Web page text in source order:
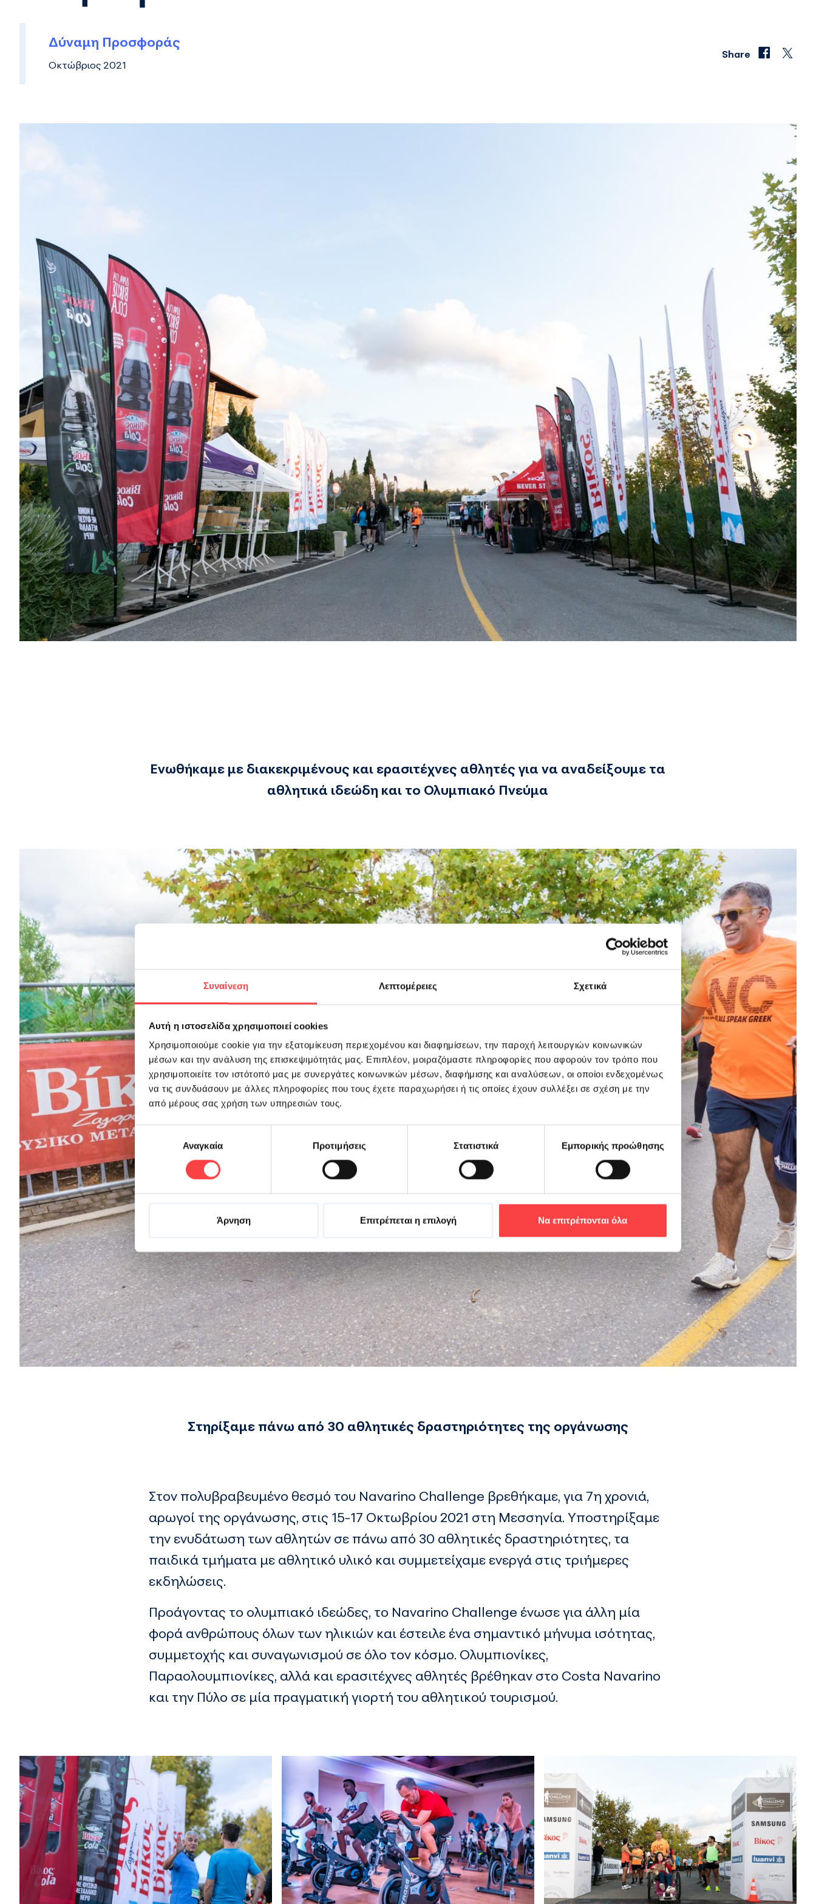
Συναίνεση Λεπτομέρειες Σχετικά
Αυτή η ιστοσελίδα χρησιμοποιεί cookies
Χρησιμοποιούμε cookie για την εξατομίκευση περιεχομένου και διαφημίσεων, την παροχή λειτουργιών κοινωνικών
μέσων και την ανάλυση της επισκεψιμότητάς μας. Επιπλέον, μοιραζόμαστε πληροφορίες που αφορούν τον τρόπο που
χρησιμοποιείτε τον ιστότοπό μας με συνεργάτες κοινωνικών μέσων, διαφήμισης και αναλύσεων, οι οποίοι ενδεχομένως
να τις συνδυάσουν με άλλες πληροφορίες που τους έχετε παραχωρήσει ή τις οποίες έχουν συλλέξει σε σχέση με την
από μέρους σας χρήση των υπηρεσιών τους.
Επιλογή
συγκατάθεσηςΑναγκαία Προτιμήσεις Στατιστικά Εμπορικής προώθησης
Άρνηση Επιτρέπεται η επιλογή Να επιτρέπονται όλα
Δύναμη Προσφοράς
Οκτώβριος 2021
Share
Ενωθήκαμε με διακεκριμένους και ερασιτέχνες αθλητές για να αναδείξουμε τα
αθλητικά ιδεώδη και το Ολυμπιακό Πνεύμα
Στηρίξαμε πάνω από 30 αθλητικές δραστηριότητες της οργάνωσης
Στον πολυβραβευμένο θεσμό του Navarino Challenge βρεθήκαμε, για 7η χρονιά,
αρωγοί της οργάνωσης, στις 15-17 Οκτωβρίου 2021 στη Μεσσηνία. Υποστηρίξαμε
την ενυδάτωση των αθλητών σε πάνω από 30 αθλητικές δραστηριότητες, τα
παιδικά τμήματα με αθλητικό υλικό και συμμετείχαμε ενεργά στις τριήμερες
εκδηλώσεις.
Προάγοντας το ολυμπιακό ιδεώδες, το Navarino Challenge ένωσε για άλλη μία
φορά ανθρώπους όλων των ηλικιών και έστειλε ένα σημαντικό μήνυμα ισότητας,
συμμετοχής και συναγωνισμού σε όλο τον κόσμο. Ολυμπιονίκες,
Παραολουμπιονίκες, αλλά και ερασιτέχνες αθλητές βρέθηκαν στo Costa Navarino
και την Πύλο σε μία πραγματική γιορτή του αθλητικού τουρισμού.